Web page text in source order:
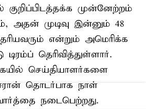
குறிப்பிடத்தக்க முன்னேற்றம்
அதன் முடிவு இன்னும் 48
என்றும் அமெரிக்க
தெரிவித்துள்ளார்.
செய்தியாளர்களை
தொடர்பாக நாள்
நடைபெற்றது.